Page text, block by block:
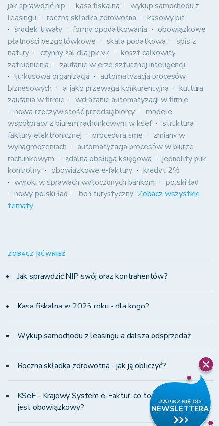
jak sprawdzić nip kasa fiskalna
wykup samochodu z
leasingu
roczna składka zdrowotna
kasowy pit
środek trwały
formy opodatkowania
obowiązkowe
płatności bezgotówkowe
skala podatkowa
spis z
natury
czynny żal dla jpk v7
koszt całkowity
zatrudnienia
zaufanie w erze sztucznej inteligencji
turkusowa organizacja
automatyzacja procesów
biznesowych
ai jako przewaga konkurencyjna
kultura
zaufania w firmie
wdrażanie automatyzacji w firmie
nowa rzeczywistość przedsiębiorcy
modele
współpracy z biurem rachunkowym w ksef
struktura
faktury elektronicznej
procedura sme
zmiany w
wynagrodzeniach
automatyzacja procesów w biurze
rachunkowym
zdalna obsługa księgowa
jednolity plik
kontrolny
obowiązkowe e-faktury
kredyt 2%
wyroki w sprawach wytoczonych bankom
polski ład
nowy polski ład
bon turystyczny Zobacz wszystkie
tematy
ZOBACZ RÓWNIEŻ
Jak sprawdzić NIP swój oraz kontrahentów?
Kasa fiskalna w 2026 roku - dla kogo?
Wykup samochodu z leasingu a dalsza odsprzedaż
Roczna składka zdrowotna - jak ją obliczyć?
KSeF - Krajowy System e-Faktur, co to jest i od kiedy
jest obowiązkowy?